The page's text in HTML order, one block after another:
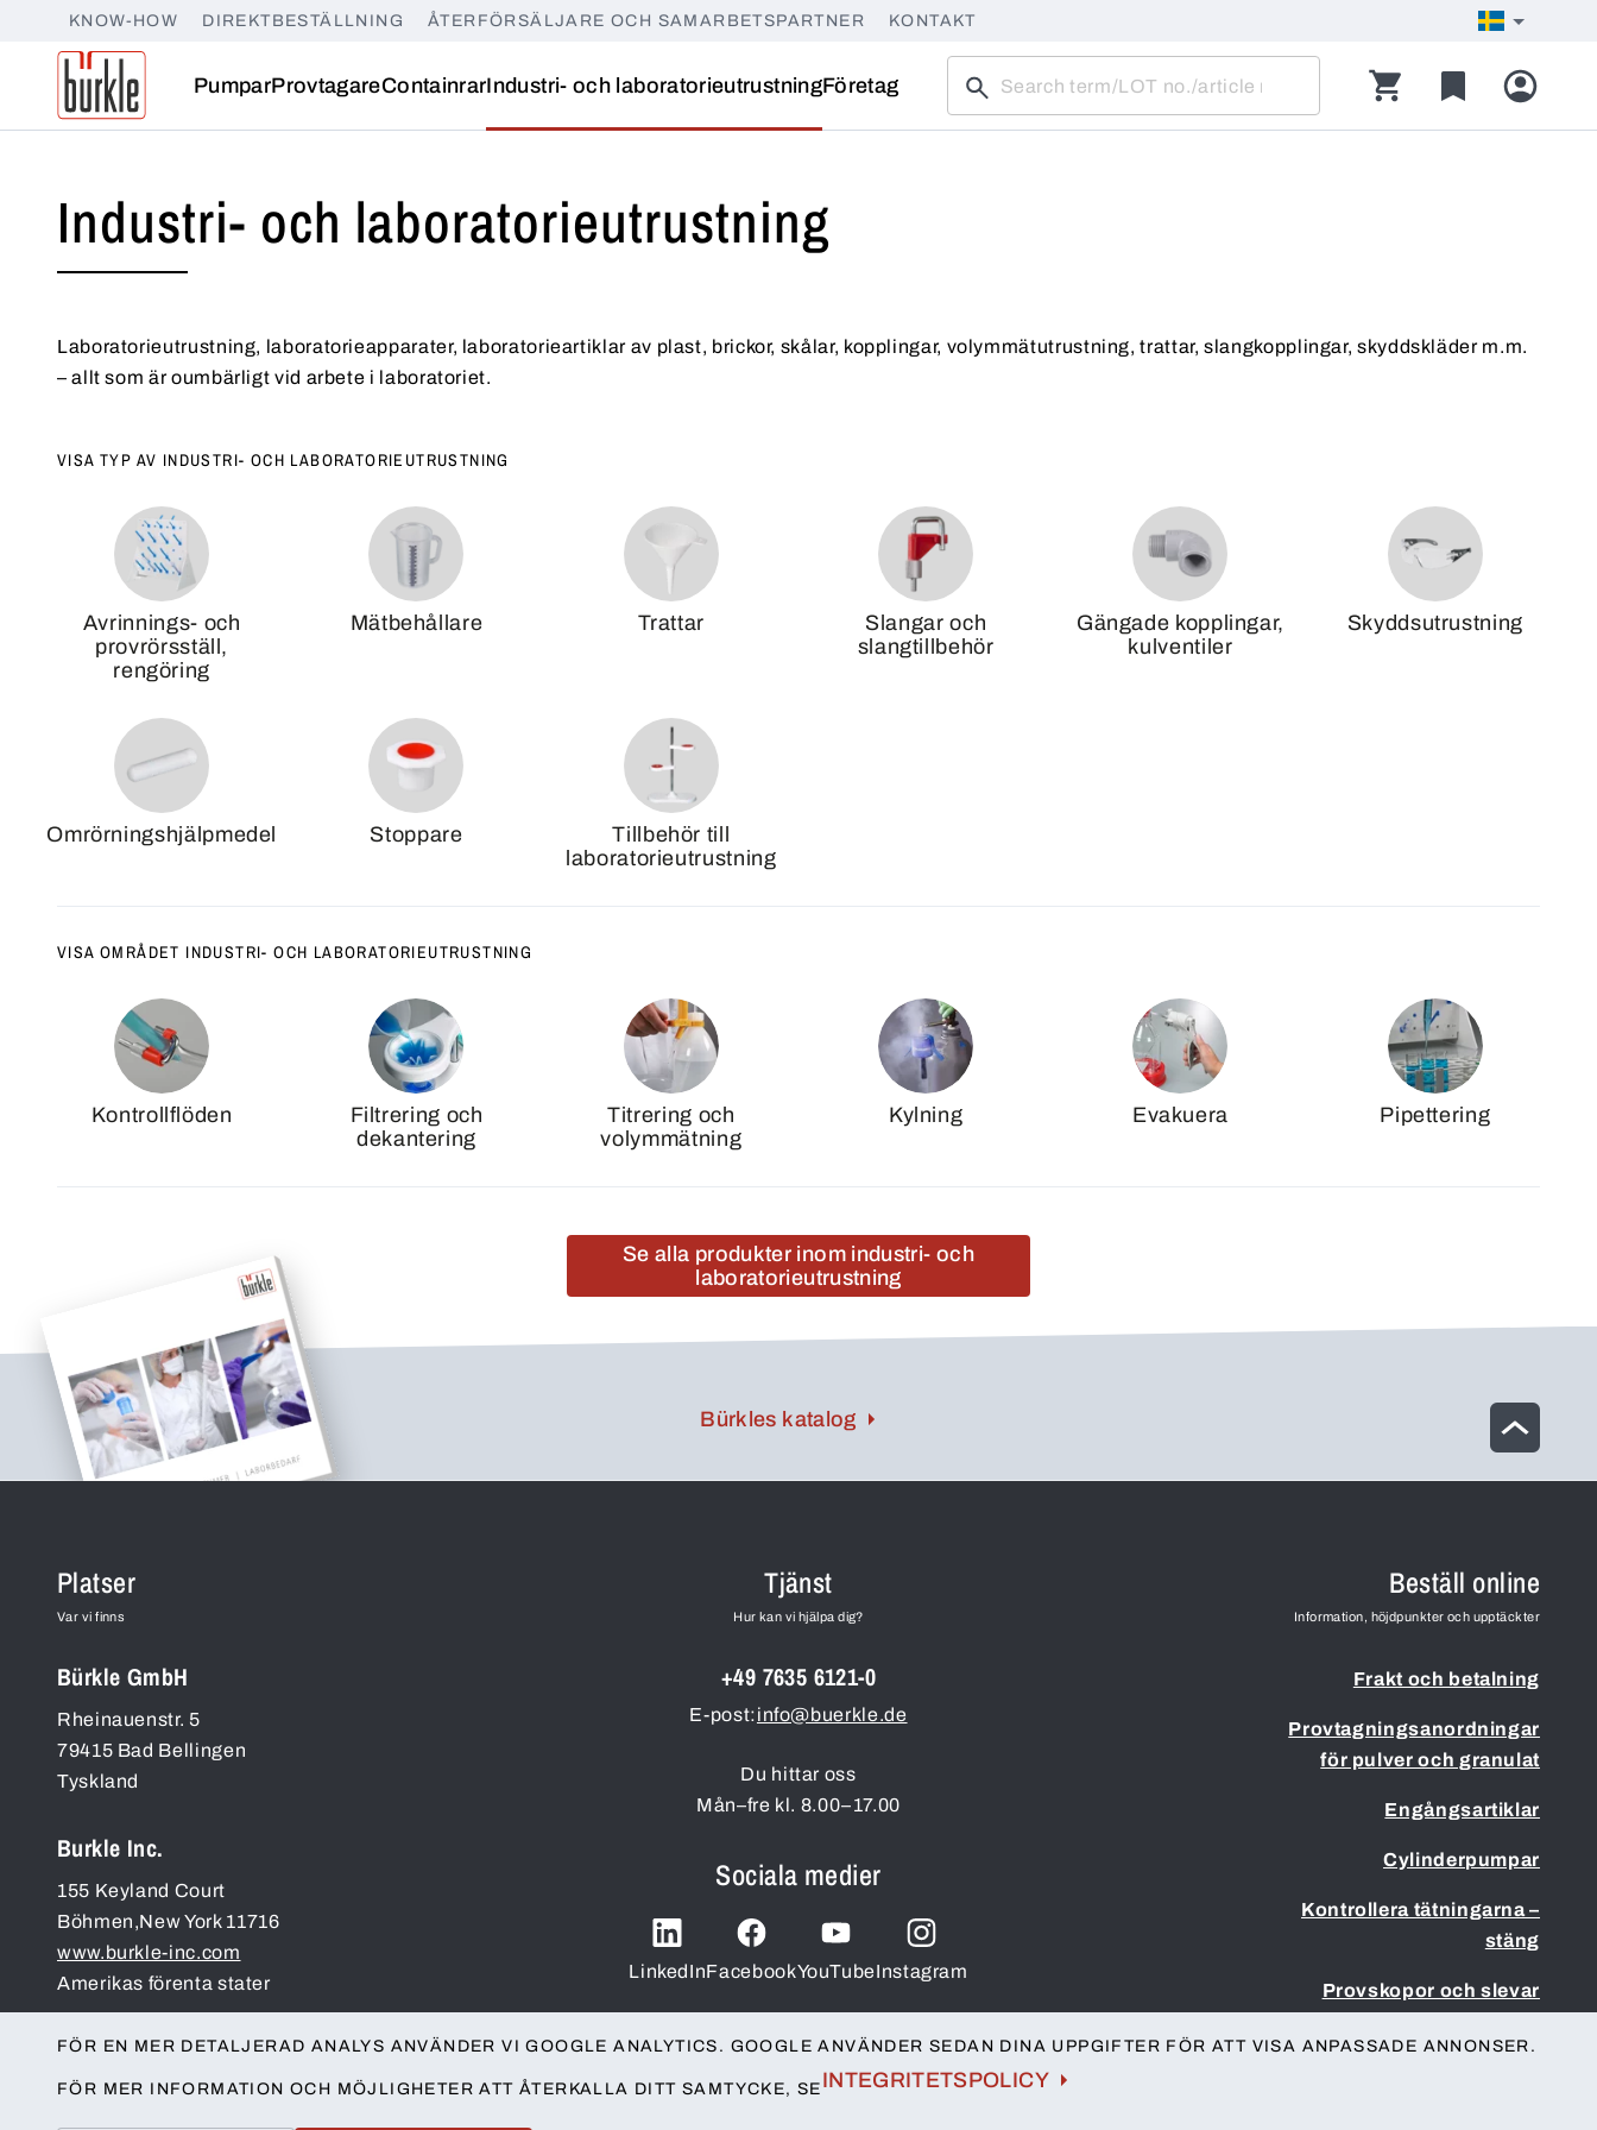
KNOW-HOW DIREKTBESTÄLLNING ÅTERFÖRSÄLJARE OCH SAMARBETSPARTNER KONTAKT
PumparProvtagareContainrarIndustri- och laboratorieutrustningFöretag
Industri- och laboratorieutrustning
Laboratorieutrustning, laboratorieapparater, laboratorieartiklar av plast, brickor, skålar, kopplingar, volymmätutrustning, trattar, slangkopplingar, skyddskläder m.m.
– allt som är oumbärligt vid arbete i laboratoriet.
VISA TYP AV INDUSTRI- OCH LABORATORIEUTRUSTNING
Avrinnings- och
provrörsställ,
rengöring
Mätbehållare Trattar
Slangar och
slangtillbehör
Gängade kopplingar,
kulventiler
Skyddsutrustning
Omrörningshjälpmedel Stoppare
Tillbehör till
laboratorieutrustning
VISA OMRÅDET INDUSTRI- OCH LABORATORIEUTRUSTNING
Kontrollflöden
Filtrering och
dekantering
Titrering och
volymmätning
Kylning Evakuera Pipettering
Se alla produkter inom industri- och
laboratorieutrustning
Bürkles katalog
Platser
Var vi finns
Bürkle GmbH
Rheinauenstr. 5
79415 Bad Bellingen
Tyskland
Burkle Inc.
155 Keyland Court
Böhmen,New York 11716
www.burkle-inc.com
Amerikas förenta stater
Tjänst
Hur kan vi hjälpa dig?
+49 7635 6121-0
E-post:info@buerkle.de
Du hittar oss
Mån–fre kl. 8.00–17.00
Sociala medier
LinkedInFacebookYouTubeInstagram
Beställ online
Information, höjdpunkter och upptäckter
Frakt och betalning
Provtagningsanordningar
för pulver och granulat
Engångsartiklar
Cylinderpumpar
Kontrollera tätningarna –
stäng
Provskopor och slevar
FÖR EN MER DETALJERAD ANALYS ANVÄNDER VI GOOGLE ANALYTICS. GOOGLE ANVÄNDER SEDAN DINA UPPGIFTER FÖR ATT VISA ANPASSADE ANNONSER.
FÖR MER INFORMATION OCH MÖJLIGHETER ATT ÅTERKALLA DITT SAMTYCKE, SE INTEGRITETSPOLICY